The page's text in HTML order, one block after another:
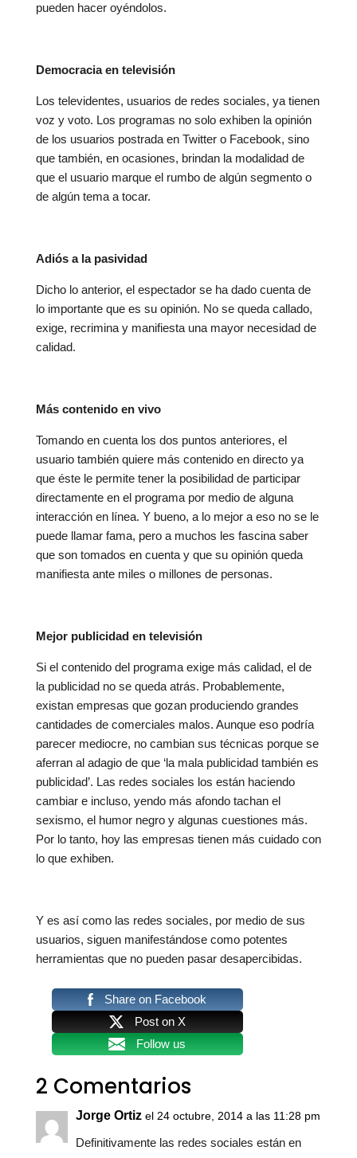
pueden hacer oyéndolos.
Democracia en televisión
Los televidentes, usuarios de redes sociales, ya tienen
voz y voto. Los programas no solo exhiben la opinión
de los usuarios postrada en Twitter o Facebook, sino
que también, en ocasiones, brindan la modalidad de
que el usuario marque el rumbo de algún segmento o
de algún tema a tocar.
Adiós a la pasividad
Dicho lo anterior, el espectador se ha dado cuenta de
lo importante que es su opinión. No se queda callado,
exige, recrimina y manifiesta una mayor necesidad de
calidad.
Más contenido en vivo
Tomando en cuenta los dos puntos anteriores, el
usuario también quiere más contenido en directo ya
que éste le permite tener la posibilidad de participar
directamente en el programa por medio de alguna
interacción en línea. Y bueno, a lo mejor a eso no se le
puede llamar fama, pero a muchos les fascina saber
que son tomados en cuenta y que su opinión queda
manifiesta ante miles o millones de personas.
Mejor publicidad en televisión
Si el contenido del programa exige más calidad, el de
la publicidad no se queda atrás. Probablemente,
existan empresas que gozan produciendo grandes
cantidades de comerciales malos. Aunque eso podría
parecer mediocre, no cambian sus técnicas porque se
aferran al adagio de que ‘la mala publicidad también es
publicidad’. Las redes sociales los están haciendo
cambiar e incluso, yendo más afondo tachan el
sexismo, el humor negro y algunas cuestiones más.
Por lo tanto, hoy las empresas tienen más cuidado con
lo que exhiben.
Y es así como las redes sociales, por medio de sus
usuarios, siguen manifestándose como potentes
herramientas que no pueden pasar desapercibidas.
Share on Facebook
Post on X
Follow us
2 Comentarios
Jorge Ortiz el 24 octubre, 2014 a las 11:28 pm
Definitivamente las redes sociales están en